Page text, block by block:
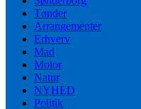
Tønder
Arrangementer
Erhverv
Mad
Motor
Natur
NYHED
Politik